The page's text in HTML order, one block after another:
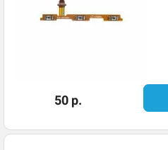
50 р.